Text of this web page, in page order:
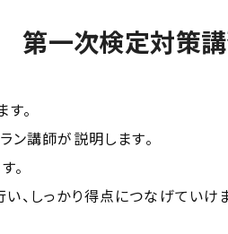
第一次検定対策
。
ン講師が説明します。
。
しっかり得点につなげていけま